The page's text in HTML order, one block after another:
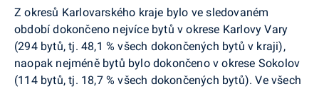
Z okresů Karlovarského kraje bylo ve sledovaném
období dokončeno nejvíce bytů v okrese Karlovy Vary
(294 bytů, tj. 48,1 % všech dokončených bytů v kraji),
naopak nejméně bytů bylo dokončeno v okrese Sokolov
(114 bytů, tj. 18,7 % všech dokončených bytů). Ve všech